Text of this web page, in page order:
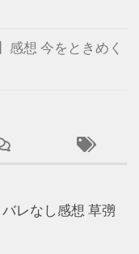
感想 今をときめく
レなし感想 草彅